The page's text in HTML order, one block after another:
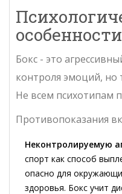
особенности
Бокс - это
контроля эмоций, но
Не всем психотипам
Противопоказания
Неконтролируемую
спорт как способ
опасно для
здоровья. Бокс учит